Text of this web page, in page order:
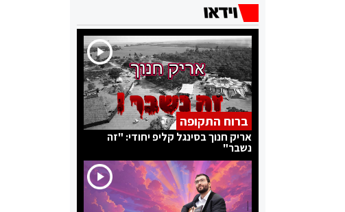
ברוח התקופה
אריק חנוך בסינגל קליפ יחודי: "זה
נשבר"